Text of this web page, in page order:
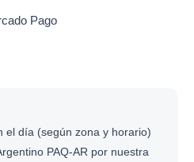
Pago
el día (según zona y horario)
PAQ-AR por nuestra